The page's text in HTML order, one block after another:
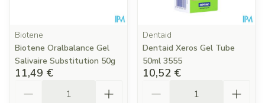
Biotene
Biotene Oralbalance Gel
Salivaire Substitution 50g
11,49 €
Dentaid
Dentaid Xeros Gel Tube
50ml 3555
10,52 €